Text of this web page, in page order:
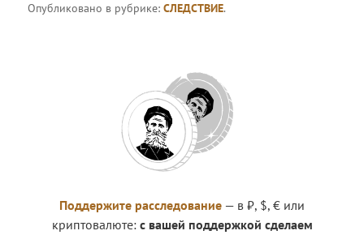
Опубликовано в рубрике:СЛЕДСТВИЕ.
Поддержите расследование — в ₽, $, € или
криптовалюте: с вашей поддержкой сделаем